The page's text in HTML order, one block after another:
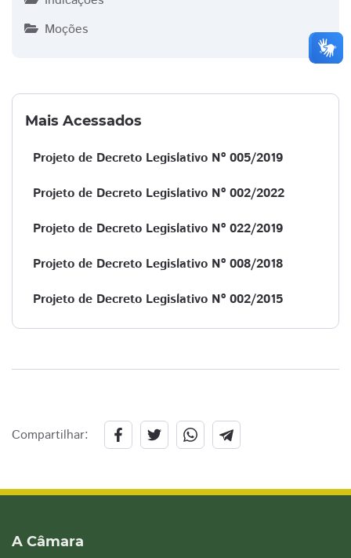
Moções
Mais Acessados
Projeto de Decreto Legislativo Nº 005/2019
Projeto de Decreto Legislativo Nº 002/2022
Projeto de Decreto Legislativo Nº 022/2019
Projeto de Decreto Legislativo Nº 008/2018
Projeto de Decreto Legislativo Nº 002/2015
Compartilhar:
A Câmara